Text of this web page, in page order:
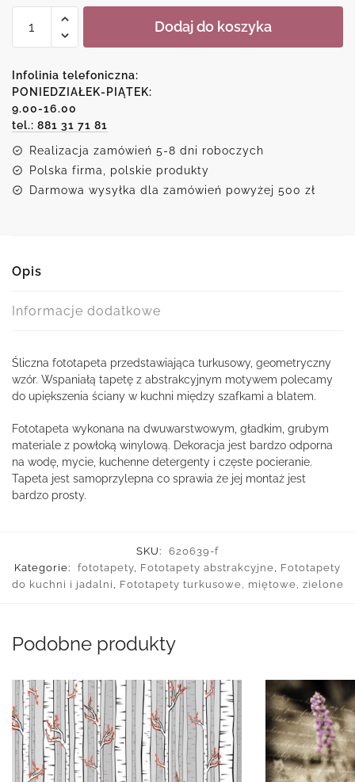
Tapeta
kuchni
z
turkusowym
wzorem
Dodaj do koszyka
Infolinia telefoniczna:
PONIEDZIAŁEK-PIĄTEK:
9.00-16.00
tel.: 881 31 71 81
Realizacja zamówień 5-8 dni roboczych
Polska firma, polskie produkty
Darmowa wysyłka dla zamówień powyżej 500 zł
Opis
Informacje dodatkowe
Śliczna fototapeta przedstawiająca turkusowy, geometryczny
wzór. Wspaniałą tapetę z abstrakcyjnym motywem polecamy
do upiększenia ściany w kuchni między szafkami a blatem.
Fototapeta wykonana na dwuwarstwowym, gładkim, grubym
materiale z powłoką winylową. Dekoracja jest bardzo odporna
na wodę, mycie, kuchenne detergenty i częste pocieranie.
Tapeta jest samoprzylepna co sprawia że jej montaż jest
bardzo prosty.
SKU:
620639-f
Kategorie:
fototapety Fototapety abstrakcyjne
Fototapety
do kuchni i jadalni
Fototapety turkusowe, miętowe, zielone
Podobne produkty